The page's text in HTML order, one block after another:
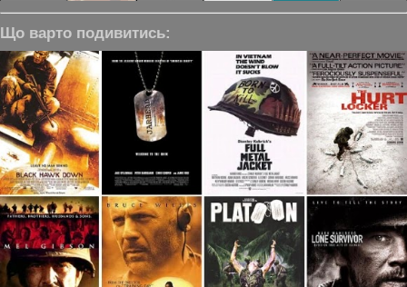
Що варто подивитись: